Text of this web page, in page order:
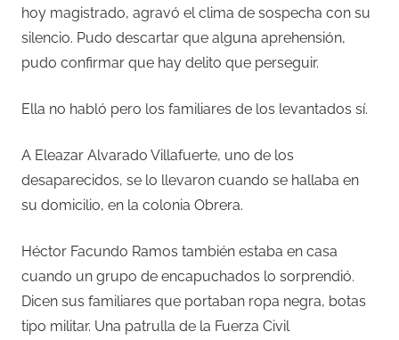
hoy magistrado, agravó el clima de sospecha con su
silencio. Pudo descartar que alguna aprehensión,
pudo confirmar que hay delito que perseguir.
Ella no habló pero los familiares de los levantados sí.
A Eleazar Alvarado Villafuerte, uno de los
desaparecidos, se lo llevaron cuando se hallaba en
su domicilio, en la colonia Obrera.
Héctor Facundo Ramos también estaba en casa
cuando un grupo de encapuchados lo sorprendió.
Dicen sus familiares que portaban ropa negra, botas
tipo militar. Una patrulla de la Fuerza Civil